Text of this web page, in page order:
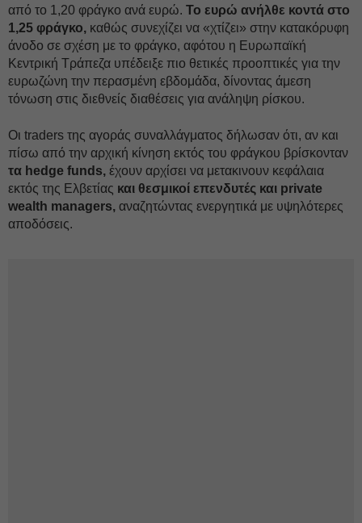
από το 1,20 φράγκο ανά ευρώ. Το ευρώ ανήλθε κοντά στο
1,25 φράγκο, καθώς συνεχίζει να «χτίζει» στην κατακόρυφη
άνοδο σε σχέση με το φράγκο, αφότου η Ευρωπαϊκή
Κεντρική Τράπεζα υπέδειξε πιο θετικές προοπτικές για την
ευρωζώνη την περασμένη εβδομάδα, δίνοντας άμεση
τόνωση στις διεθνείς διαθέσεις για ανάληψη ρίσκου.
Οι traders της αγοράς συναλλάγματος δήλωσαν ότι, αν και
πίσω από την αρχική κίνηση εκτός του φράγκου βρίσκονταν
τα hedge funds, έχουν αρχίσει να μετακινουν κεφάλαια
εκτός της Ελβετίας και θεσμικοί επενδυτές και private
wealth managers, αναζητώντας ενεργητικά με υψηλότερες
αποδόσεις.